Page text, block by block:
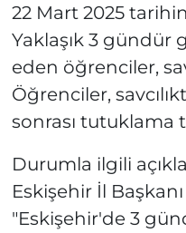
22 Mart 2025
Yaklaşık 3 gündür
eden öğrenciler,
Öğrenciler,
sonrası tutuklama
Durumla ilgili
Eskişehir İl
"Eskişehir'de 3